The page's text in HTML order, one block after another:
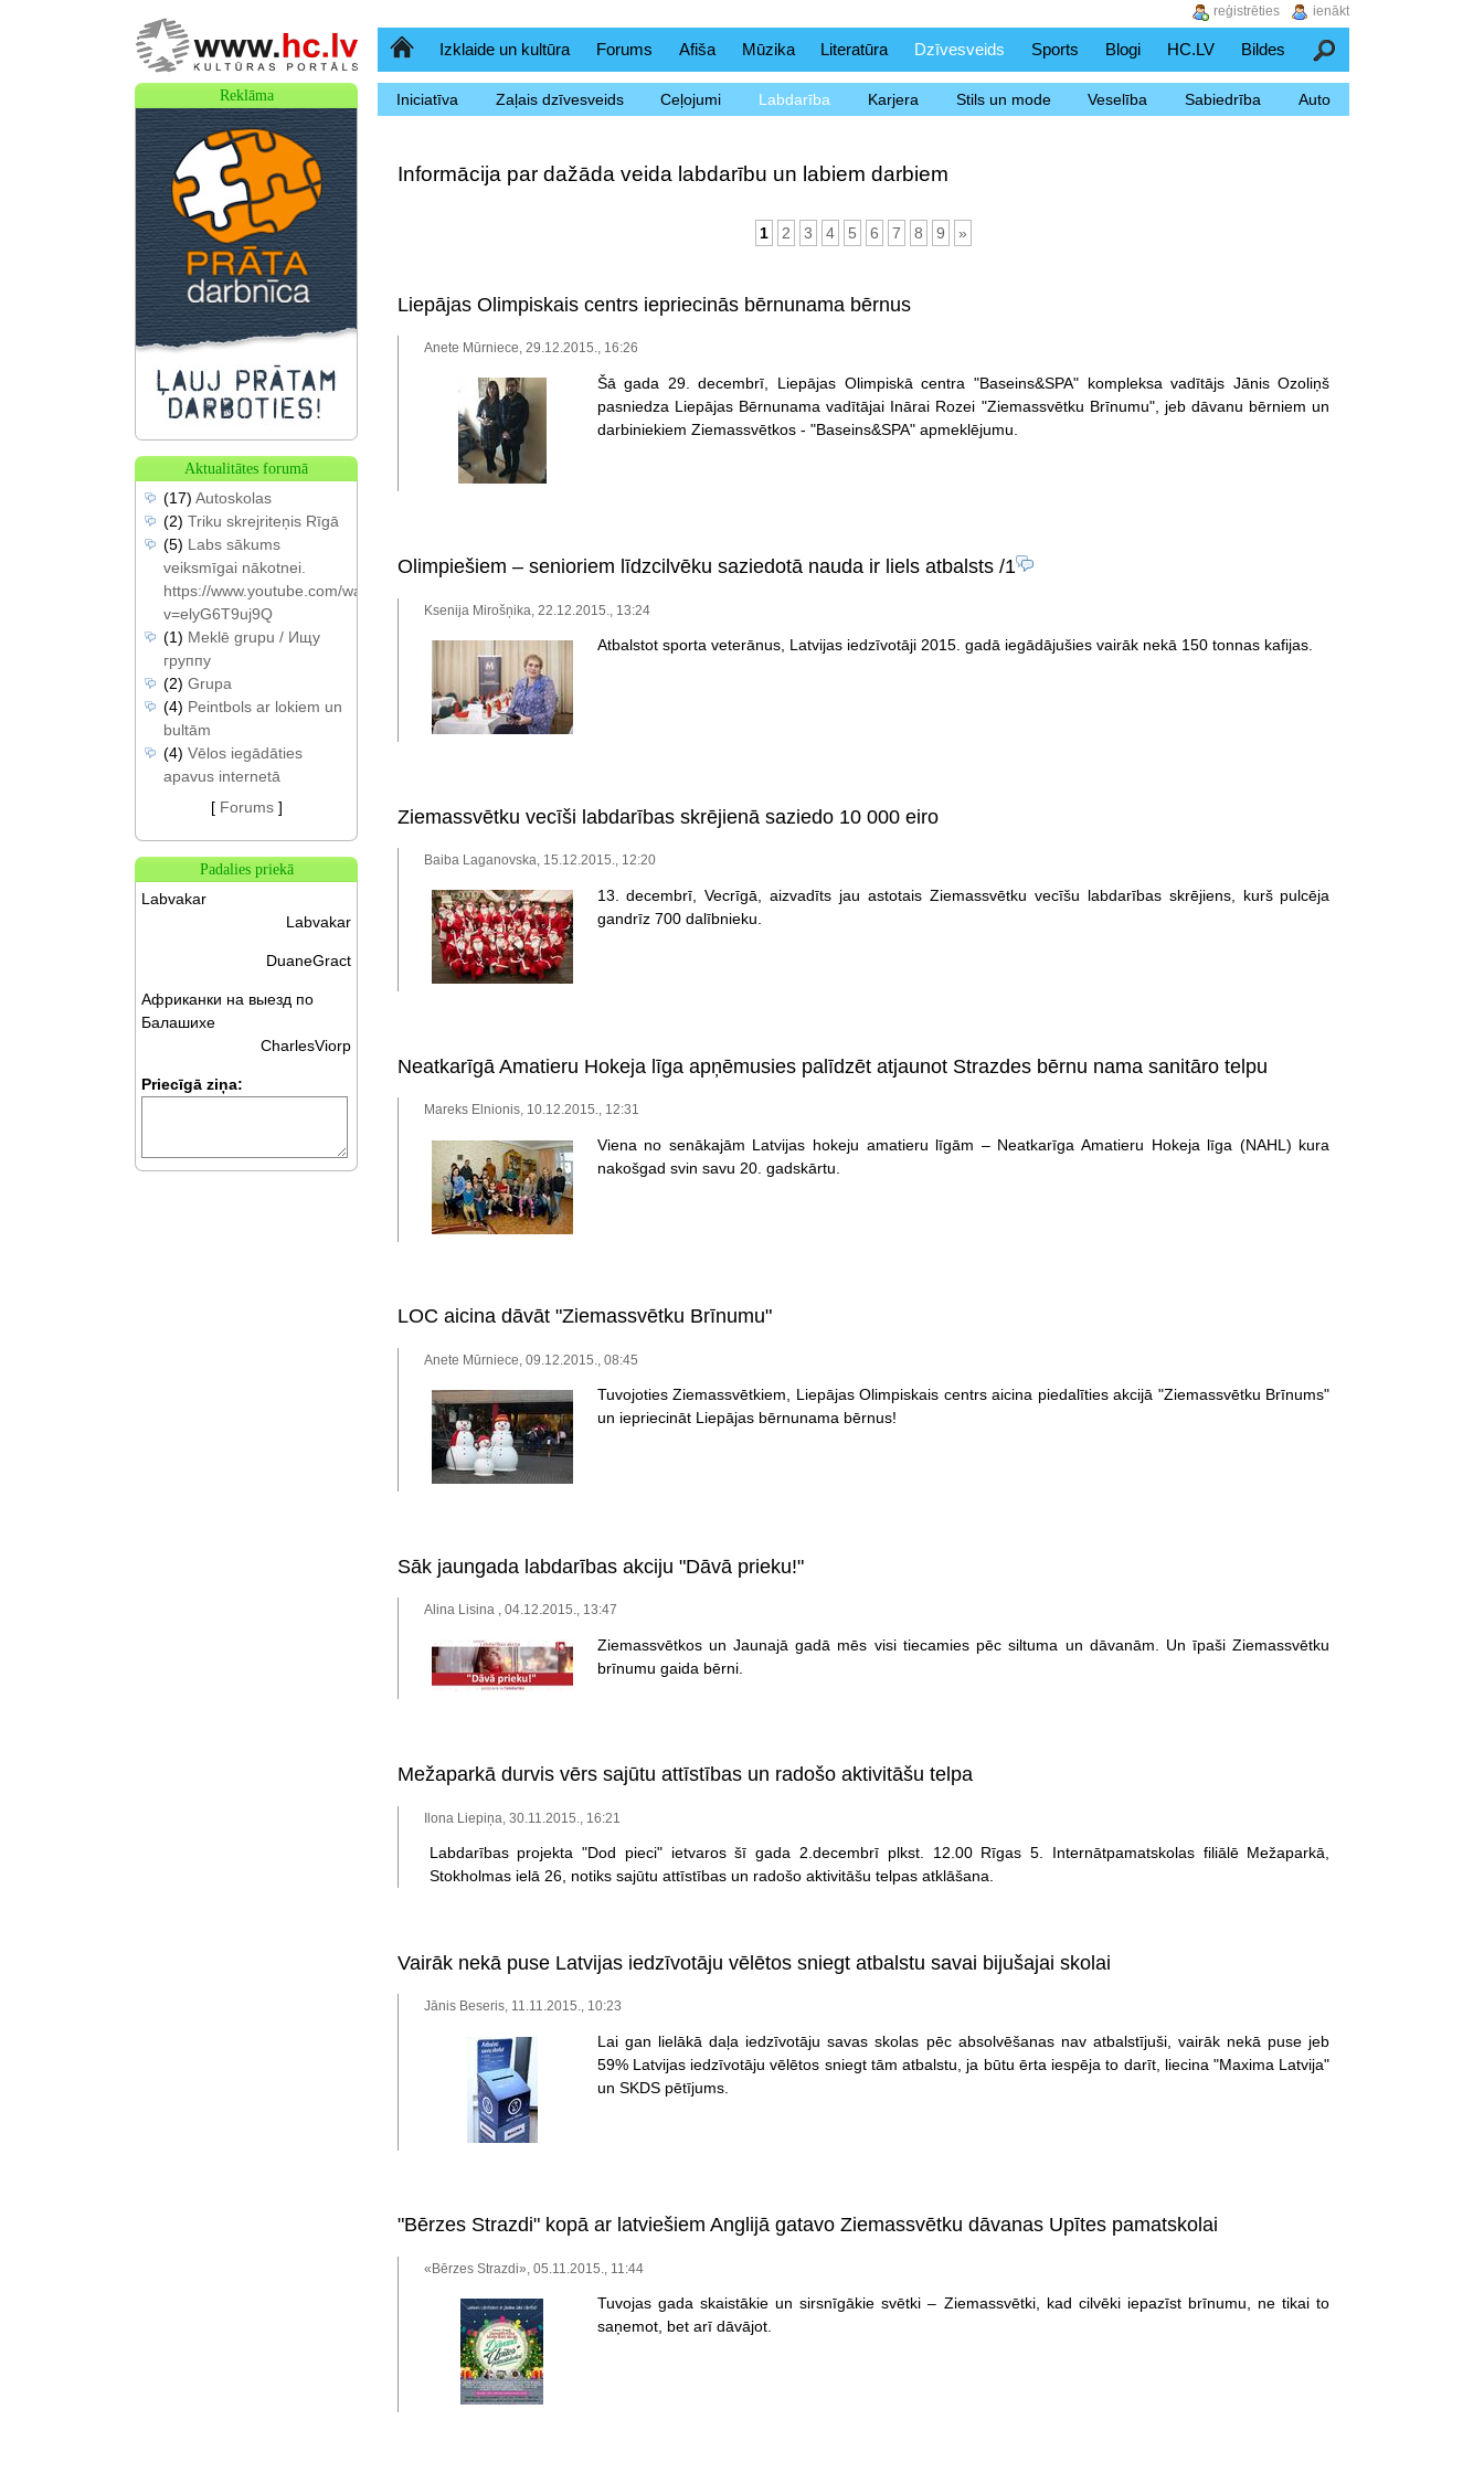
SākumlapaIzklaide un kultūra Forums Afiša Mūzika Literatūra Dzīvesveids Sports Blogi HC.LV Bildes Meklēšana
Iniciatīva Zaļais dzīvesveids Ceļojumi Labdarība Karjera Stils un mode Veselība Sabiedrība Auto
Informācija par dažāda veida labdarību un labiem darbiem
1 2 3 4 5 6 7 8 9 »
Liepājas Olimpiskais centrs iepriecinās bērnunama bērnus
Anete Mūrniece, 29.12.2015., 16:26
Šā gada 29. decembrī, Liepājas Olimpiskā centra "Baseins&SPA" kompleksa vadītājs Jānis Ozoliņš
pasniedza Liepājas Bērnunama vadītājai Inārai Rozei "Ziemassvētku Brīnumu", jeb dāvanu bērniem un
darbiniekiem Ziemassvētkos - "Baseins&SPA" apmeklējumu.
Olimpiešiem – senioriem līdzcilvēku saziedotā nauda ir liels atbalsts/1
Ksenija Mirošņika, 22.12.2015., 13:24
Atbalstot sporta veterānus, Latvijas iedzīvotāji 2015. gadā iegādājušies vairāk nekā 150 tonnas kafijas.
Ziemassvētku vecīši labdarības skrējienā saziedo 10 000 eiro
Baiba Laganovska, 15.12.2015., 12:20
13. decembrī, Vecrīgā, aizvadīts jau astotais Ziemassvētku vecīšu labdarības skrējiens, kurš pulcēja
gandrīz 700 dalībnieku.
Neatkarīgā Amatieru Hokeja līga apņēmusies palīdzēt atjaunot Strazdes bērnu nama sanitāro telpu
Mareks Elnionis, 10.12.2015., 12:31
Viena no senākajām Latvijas hokeju amatieru līgām – Neatkarīga Amatieru Hokeja līga (NAHL) kura
nakošgad svin savu 20. gadskārtu.
LOC aicina dāvāt "Ziemassvētku Brīnumu"
Anete Mūrniece, 09.12.2015., 08:45
Tuvojoties Ziemassvētkiem, Liepājas Olimpiskais centrs aicina piedalīties akcijā "Ziemassvētku Brīnums"
un iepriecināt Liepājas bērnunama bērnus!
Sāk jaungada labdarības akciju "Dāvā prieku!"
Alina Lisina , 04.12.2015., 13:47
Ziemassvētkos un Jaunajā gadā mēs visi tiecamies pēc siltuma un dāvanām. Un īpaši Ziemassvētku
brīnumu gaida bērni.
Mežaparkā durvis vērs sajūtu attīstības un radošo aktivitāšu telpa
Ilona Liepiņa, 30.11.2015., 16:21
Labdarības projekta "Dod pieci" ietvaros šī gada 2.decembrī plkst. 12.00 Rīgas 5. Internātpamatskolas filiālē Mežaparkā,
Stokholmas ielā 26, notiks sajūtu attīstības un radošo aktivitāšu telpas atklāšana.
Vairāk nekā puse Latvijas iedzīvotāju vēlētos sniegt atbalstu savai bijušajai skolai
Jānis Beseris, 11.11.2015., 10:23
Lai gan lielākā daļa iedzīvotāju savas skolas pēc absolvēšanas nav atbalstījuši, vairāk nekā puse jeb
59% Latvijas iedzīvotāju vēlētos sniegt tām atbalstu, ja būtu ērta iespēja to darīt, liecina "Maxima Latvija"
un SKDS pētījums.
"Bērzes Strazdi" kopā ar latviešiem Anglijā gatavo Ziemassvētku dāvanas Upītes pamatskolai
«Bērzes Strazdi», 05.11.2015., 11:44
Tuvojas gada skaistākie un sirsnīgākie svētki – Ziemassvētki, kad cilvēki iepazīst brīnumu, ne tikai to
saņemot, bet arī dāvājot.
Reklāma
Aktualitātes forumā
(17) Autoskolas
(2) Triku skrejriteņis Rīgā
(5) Labs sākums
veiksmīgai nākotnei.
https://www.youtube.com/watch?
v=elyG6T9uj9Q
(1) Meklē grupu / Ищу
группу
(2) Grupa
(4) Peintbols ar lokiem un
bultām
(4) Vēlos iegādāties
apavus internetā
[ Forums]
Padalies priekā
Labvakar
Labvakar
DuaneGract
Африканки на выезд по
Балашихе
CharlesViorp
Priecīgā ziņa:
ienākt
reģistrēties